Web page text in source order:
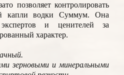
позволяет контролировать
капли водки Суммум. Она
и ценителей за
характер.
зерновыми и минеральными